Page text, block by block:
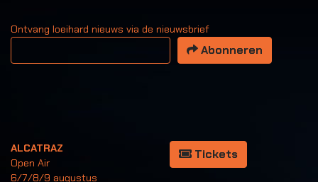
Ontvang loeihard nieuws via de nieuwsbrief
Uw email adres
Abonneren
ALCATRAZ
Open Air
6/7/8/9 augustus
Tickets